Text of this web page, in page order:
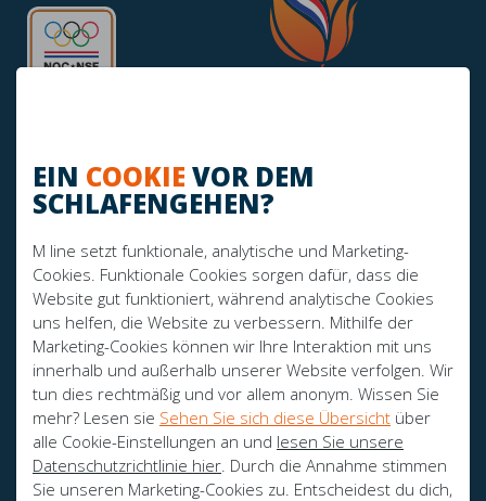
EIN COOKIE VOR DEM
SCHLAFENGEHEN?
M line setzt funktionale, analytische und Marketing-
Cookies. Funktionale Cookies sorgen dafür, dass die
Website gut funktioniert, während analytische Cookies
uns helfen, die Website zu verbessern. Mithilfe der
Marketing-Cookies können wir Ihre Interaktion mit uns
innerhalb und außerhalb unserer Website verfolgen. Wir
tun dies rechtmäßig und vor allem anonym. Wissen Sie
mehr? Lesen sie Sehen Sie sich diese Übersicht über
alle Cookie-Einstellungen an und lesen Sie unsere
Datenschutzrichtlinie hier. Durch die Annahme stimmen
Sie unseren Marketing-Cookies zu. Entscheidest du dich,
info@mline.nl
+31 413-243050
Botschafter
Zertifikate